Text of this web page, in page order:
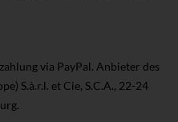
via PayPal. Anbieter des
S.à.r.l. et Cie, S.C.A., 22-24